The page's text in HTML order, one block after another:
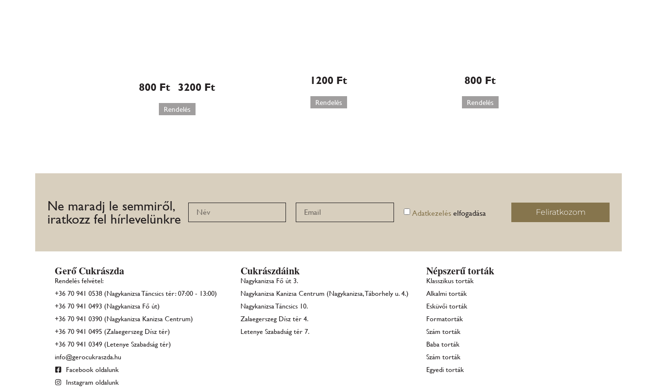
800 Ft 3200 Ft
Rendelés
1200 Ft
Rendelés
800 Ft
Rendelés
Ne maradj le semmiről,
iratkozz fel hírlevelünkre
Adatkezeléselfogadása Feliratkozom
Gerő Cukrászda
Rendelés felvétel:
+36 70 941 0538 (Nagykanizsa Táncsics tér: 07:00 - 13:00)
+36 70 941 0493 (Nagykanizsa Fő út)
+36 70 941 0390 (Nagykanizsa Kanizsa Centrum)
+36 70 941 0495 (Zalaegerszeg Dísz tér)
+36 70 941 0349 (Letenye Szabadság tér)
info@gerocukraszda.hu
Facebook oldalunk
Instagram oldalunk
Cukrászdáink
Nagykanizsa Fő út 3.
Nagykanizsa Kanizsa Centrum (Nagykanizsa, Táborhely u. 4.)
Nagykanizsa Táncsics 10.
Zalaegerszeg Dísz tér 4.
Letenye Szabadság tér 7.
Népszerű torták
Klasszikus torták
Alkalmi torták
Esküvői torták
Formatorták
Szám torták
Baba torták
Szám torták
Egyedi torták